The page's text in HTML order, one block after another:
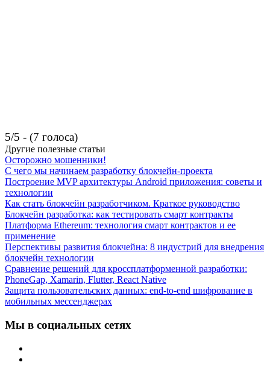
5/5 - (7 голоса)
Другие полезные статьи
Осторожно мошенники!
С чего мы начинаем разработку блокчейн-проекта
Построение MVP архитектуры Android приложения: советы и
технологии
Как стать блокчейн разработчиком. Краткое руководство
Блокчейн разработка: как тестировать смарт контракты
Платформа Ethereum: технология смарт контрактов и ее
применение
Перспективы развития блокчейна: 8 индустрий для внедрения
блокчейн технологии
Сравнение решений для кроссплатформенной разработки:
PhoneGap, Xamarin, Flutter, React Native
Защита пользовательских данных: end-to-end шифрование в
мобильных мессенджерах
Мы в социальных сетях